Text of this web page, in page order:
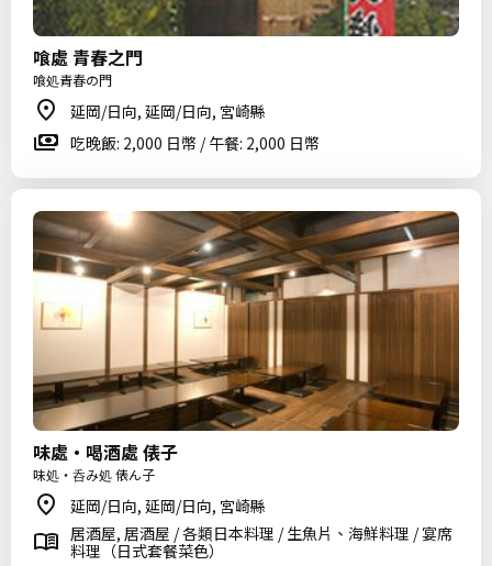
喰處 青春之門
喰処青春の門
延岡/日向, 延岡/日向, 宮崎縣
吃晚飯: 2,000 日幣 / 午餐: 2,000 日幣
味處・喝酒處 俵子
味処・呑み処 俵ん子
延岡/日向, 延岡/日向, 宮崎縣
居酒屋, 居酒屋 / 各類日本料理 / 生魚片、海鮮料理 / 宴席
料理（日式套餐菜色）